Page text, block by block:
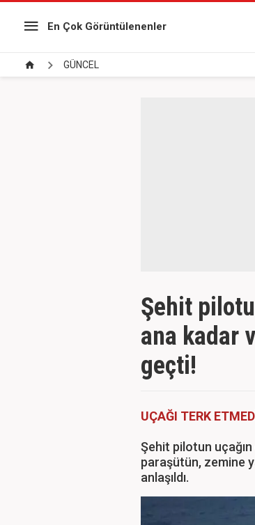
En Çok Görüntülenenler
GÜNCEL
Şehit
ana kadar
geçti!
UÇAĞI TERK
Şehit pilotun
paraşütün, zemine
anlaşıldı.